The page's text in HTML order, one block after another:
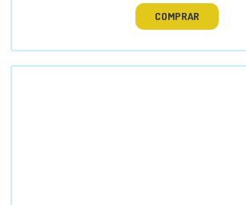
COMPRAR